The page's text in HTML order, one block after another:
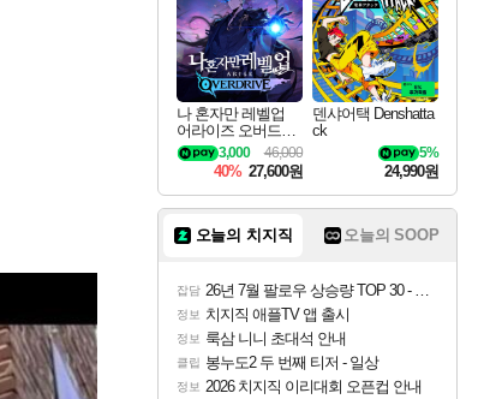
나 혼자만 레벨업
어라이즈 오버드라
이브 Solo Leveling A
rise
46,000
3,000
40% 27,600원
덴샤어택 Denshatta
ck
5%
24,990원
오늘의 치지직 오늘의 SOOP
잡담 26년 7월 팔로우 상승량 TOP 30 - 월간 치지직
정보 치지직 애플TV 앱 출시
정보 룩삼 니니 초대석 안내
클립 봉누도2 두 번째 티저 - 일상
정보 2026 치지직 이리대회 오픈컵 안내